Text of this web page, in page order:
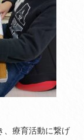
、療育活動に繋げ